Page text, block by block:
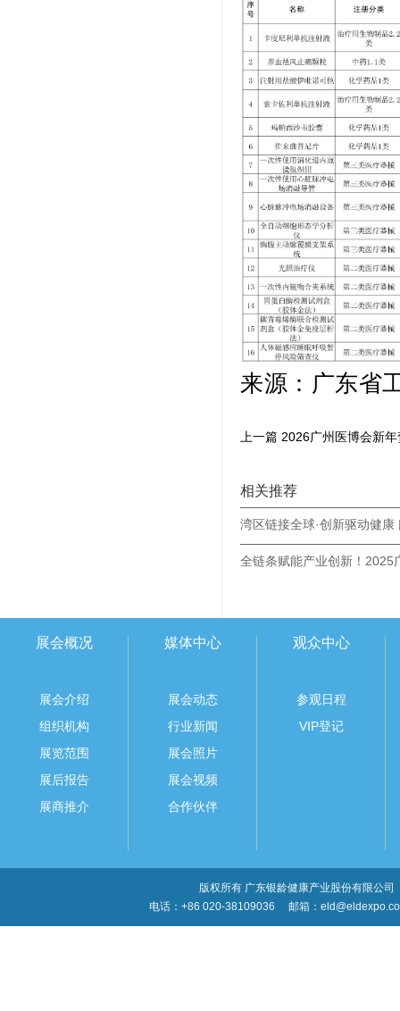
来源： 广东省
上一篇 2026广州医博会新
相关推荐
展会概况
展会介绍
组织机构
展览范围
展后报告
展商推介
媒体中心
展会动态
行业新闻
展会照片
展会视频
合作伙伴
观众中心
参观日程
VIP登记
版权所有 广东银龄健康产业股份有限公司
电话：+86 020-38109036
邮箱：